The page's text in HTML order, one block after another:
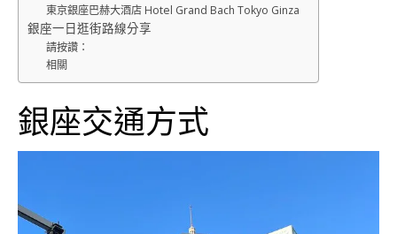
東京銀座巴赫大酒店 Hotel Grand Bach Tokyo Ginza
銀座一日逛街路線分享
請按讚：
相關
銀座交通方式